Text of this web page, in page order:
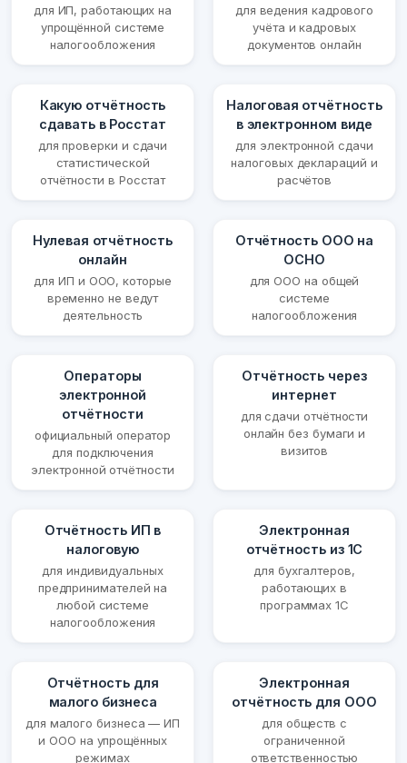
для ИП, работающих на
упрощённой системе
налогообложения
для ведения кадрового
учёта и кадровых
документов онлайн
Какую отчётность
сдавать в Росстат
для проверки и сдачи
статистической
отчётности в Росстат
Налоговая отчётность
в электронном виде
для электронной сдачи
налоговых деклараций и
расчётов
Нулевая отчётность
онлайн
для ИП и ООО, которые
временно не ведут
деятельность
Отчётность ООО на
ОСНО
для ООО на общей
системе
налогообложения
Операторы
электронной
отчётности
официальный оператор
для подключения
электронной отчётности
Отчётность через
интернет
для сдачи отчётности
онлайн без бумаги и
визитов
Отчётность ИП в
налоговую
для индивидуальных
предпринимателей на
любой системе
налогообложения
Электронная
отчётность из 1С
для бухгалтеров,
работающих в
программах 1С
Отчётность для
малого бизнеса
для малого бизнеса — ИП
и ООО на упрощённых
режимах
Электронная
отчётность для ООО
для обществ с
ограниченной
ответственностью